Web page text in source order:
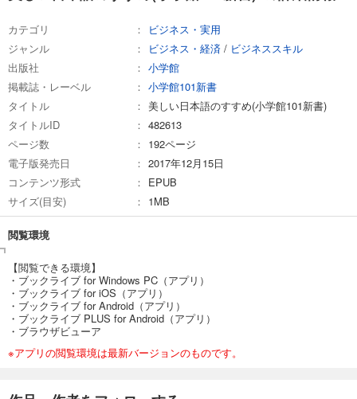
カテゴリ
ビジネス・実用
ジャンル
ビジネス・経済 / ビジネススキル
出版社
小学館
掲載誌・レーベル
小学館101新書
タイトル
美しい日本語のすすめ(小学館101新書)
タイトルID
482613
ページ数
192ページ
電子版発売日
2017年12月15日
コンテンツ形式
EPUB
サイズ(目安)
1MB
閲覧環境
【閲覧できる環境】
・ブックライブ for Windows PC（アプリ）
・ブックライブ for iOS（アプリ）
・ブックライブ for Android（アプリ）
・ブックライブ PLUS for Android（アプリ）
・ブラウザビューア
※アプリの閲覧環境は最新バージョンのものです。